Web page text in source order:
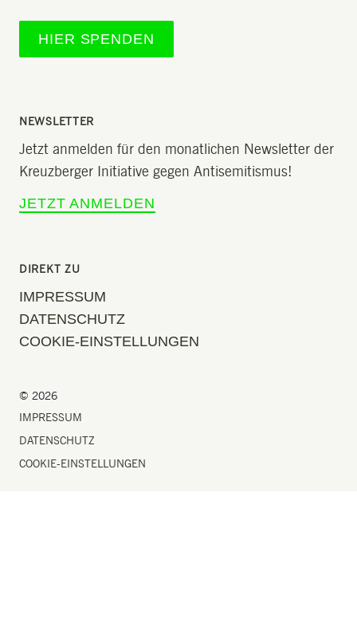
HIER SPENDEN
NEWSLETTER
Jetzt anmelden für den monatlichen Newsletter der
Kreuzberger Initiative gegen Antisemitismus!
JETZT ANMELDEN
DIREKT ZU
IMPRESSUM
DATENSCHUTZ
COOKIE-EINSTELLUNGEN
© 2026
IMPRESSUM
DATENSCHUTZ
COOKIE-EINSTELLUNGEN